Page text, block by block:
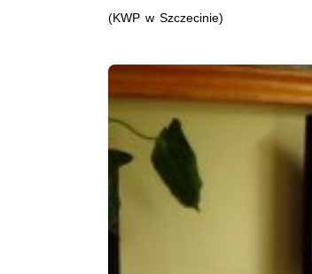
(KWP w Szczecinie)